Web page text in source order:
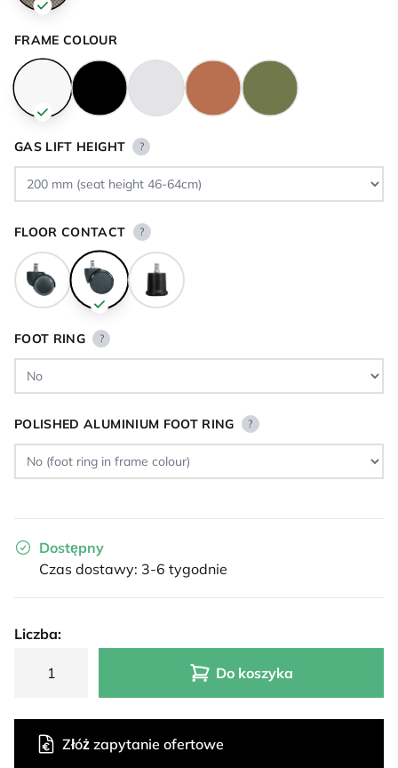
FRAME COLOUR
GAS LIFT HEIGHT ?
FLOOR CONTACT ?
FOOT RING ?
POLISHED ALUMINIUM FOOT RING ?
Dostępny
Czas dostawy: 3-6 tygodnie
Liczba:
Do koszyka
Złóż zapytanie ofertowe